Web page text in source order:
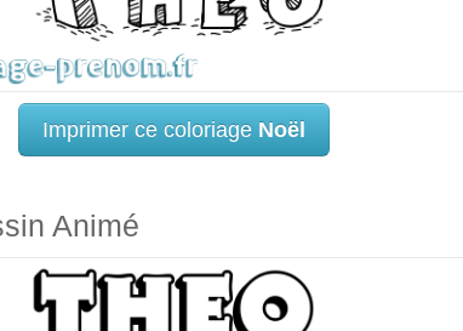
Imprimer ce coloriage Noël
Animé